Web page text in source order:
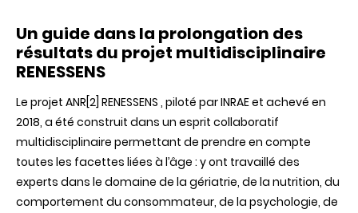
Un guide dans la prolongation des
résultats du projet multidisciplinaire
RENESSENS
Le projet ANR[2] RENESSENS , piloté par INRAE et achevé en
2018, a été construit dans un esprit collaboratif
multidisciplinaire permettant de prendre en compte
toutes les facettes liées à l’âge : y ont travaillé des
experts dans le domaine de la gériatrie, de la nutrition, du
comportement du consommateur, de la psychologie, de